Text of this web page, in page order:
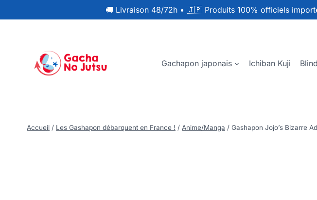
🚚 Livraison 48/72h • 🇯🇵 Produits 100% officiels
Gachapon japonais Ichiban Kuji
Accueil / Les Gashapon débarquent en France ! / Anime/Manga / Gashapon Jojo’s Bizarre